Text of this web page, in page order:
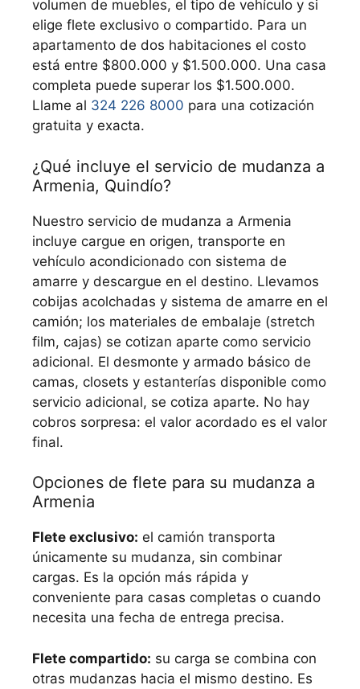
volumen de muebles, el tipo de vehículo y si
elige flete exclusivo o compartido. Para un
apartamento de dos habitaciones el costo
está entre $800.000 y $1.500.000. Una casa
completa puede superar los $1.500.000.
Llame al 324 226 8000 para una cotización
gratuita y exacta.
¿Qué incluye el servicio de mudanza a
Armenia, Quindío?
Nuestro servicio de mudanza a Armenia
incluye cargue en origen, transporte en
vehículo acondicionado con sistema de
amarre y descargue en el destino. Llevamos
cobijas acolchadas y sistema de amarre en el
camión; los materiales de embalaje (stretch
film, cajas) se cotizan aparte como servicio
adicional. El desmonte y armado básico de
camas, closets y estanterías disponible como
servicio adicional, se cotiza aparte. No hay
cobros sorpresa: el valor acordado es el valor
final.
Opciones de flete para su mudanza a
Armenia
Flete exclusivo: el camión transporta
únicamente su mudanza, sin combinar
cargas. Es la opción más rápida y
conveniente para casas completas o cuando
necesita una fecha de entrega precisa.
Flete compartido: su carga se combina con
otras mudanzas hacia el mismo destino. Es